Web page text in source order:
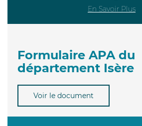
En Savoir Plus
Formulaire APA du
département Isère
Voir le document